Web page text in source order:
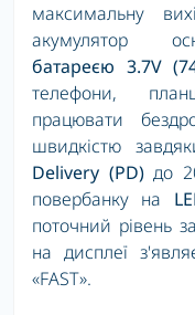
максимальну
акумулятор
батареєю 3.7V
телефони,
працювати
швидкістю
Delivery (PD)до
повербанку на
поточний рівень
на дисплеї
«FAST».